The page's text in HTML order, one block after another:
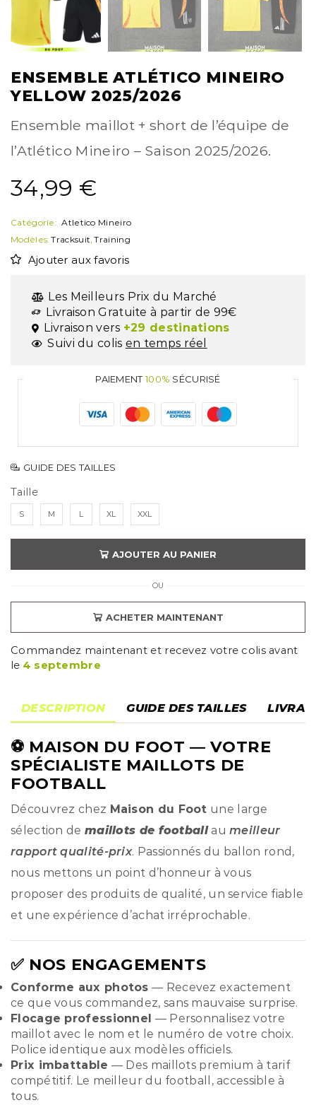
ENSEMBLE ATLÉTICO MINEIRO
YELLOW 2025/2026
Ensemble maillot + short de l’équipe de
l’Atlético Mineiro – Saison 2025/2026.
34,99 €
Catégorie: Atletico Mineiro
Modèles: Tracksuit, Training
Ajouter aux favoris
Les Meilleurs Prix du Marché
Livraison Gratuite à partir de 99€
Livraison vers +29 destinations
Suivi du colis en temps réel
PAIEMENT100% SÉCURISÉ
GUIDE DES TAILLES
Taille
S M L XL XXL
AJOUTER AU PANIER
OU
ACHETER MAINTENANT
Commandez maintenant et recevez votre colis avant
le 4 septembre
DESCRIPTION GUIDE DES TAILLES
⚽ MAISON DU FOOT — VOTRE
SPÉCIALISTE MAILLOTS DE
FOOTBALL
Découvrez chez Maison du Foot une large
sélection de maillots de footballaumeilleur
rapport qualité-prix. Passionnés du ballon rond,
nous mettons un point d’honneur à vous
proposer des produits de qualité, un service fiable
et une expérience d’achat irréprochable.
✅ NOS ENGAGEMENTS
Conforme aux photos — Recevez exactement
ce que vous commandez, sans mauvaise surprise.
Flocage professionnel — Personnalisez votre
maillot avec le nom et le numéro de votre choix.
Police identique aux modèles officiels.
Prix imbattable — Des maillots premium à tarif
compétitif. Le meilleur du football, accessible à
tous.